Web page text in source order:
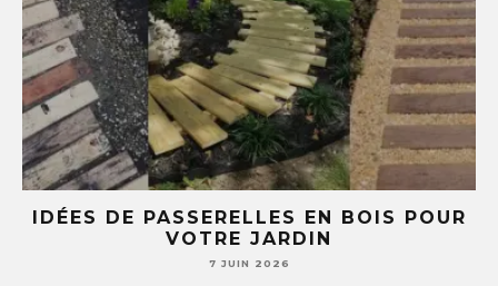
IDÉES DE PASSERELLES EN BOIS POUR
VOTRE JARDIN
7 JUIN 2026